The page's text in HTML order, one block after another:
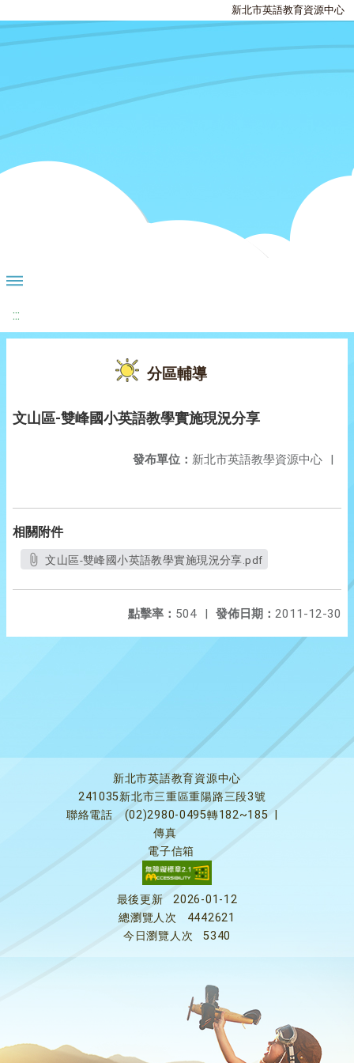
新北市英語教育資源中心
:::
分區輔導
文山區-雙峰國小英語教學實施現況分享
發布單位： 新北市英語教學資源中心 |
相關附件
文山區-雙峰國小英語教學實施現況分享.pdf
發佈日期： 2011-12-30
點擊率： 504 |
新北市英語教育資源中心
241035新北市三重區重陽路三段3號
聯絡電話
(02)2980-0495轉182~185
傳真
電子信箱
最後更新
2026-01-12
總瀏覽人次
4442621
今日瀏覽人次
5340